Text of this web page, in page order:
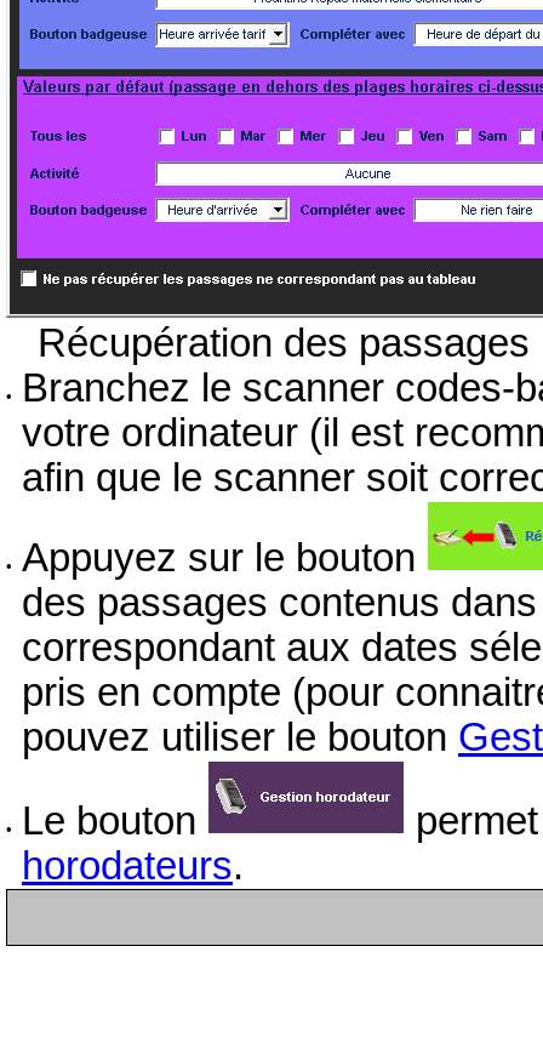
Récupération des
•
Branchez le scanner codes-
votre ordinateur (il est
afin que le scanner soit
• Appuyez sur le bouton
des passages contenus
correspondant aux dates
pris en compte (pour
pouvez utiliser le bouton
• Le bouton
horodateurs.